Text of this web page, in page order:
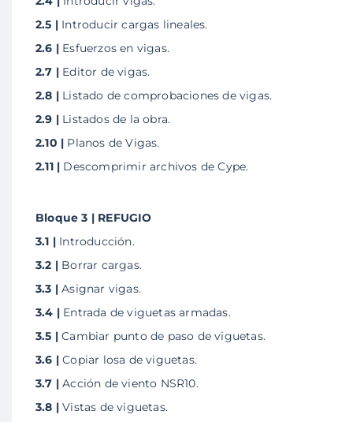
2.5 | Introducir cargas lineales.
2.6 | Esfuerzos en vigas.
2.7 | Editor de vigas.
2.8 | Listado de comprobaciones de vigas.
2.9 | Listados de la obra.
2.10 | Planos de Vigas.
2.11 | Descomprimir archivos de Cype.
Bloque 3 | REFUGIO
3.1 | Introducción.
3.2 | Borrar cargas.
3.3 | Asignar vigas.
3.4 | Entrada de viguetas armadas.
3.5 | Cambiar punto de paso de viguetas.
3.6 | Copiar losa de viguetas.
3.7 | Acción de viento NSR10.
3.8 | Vistas de viguetas.